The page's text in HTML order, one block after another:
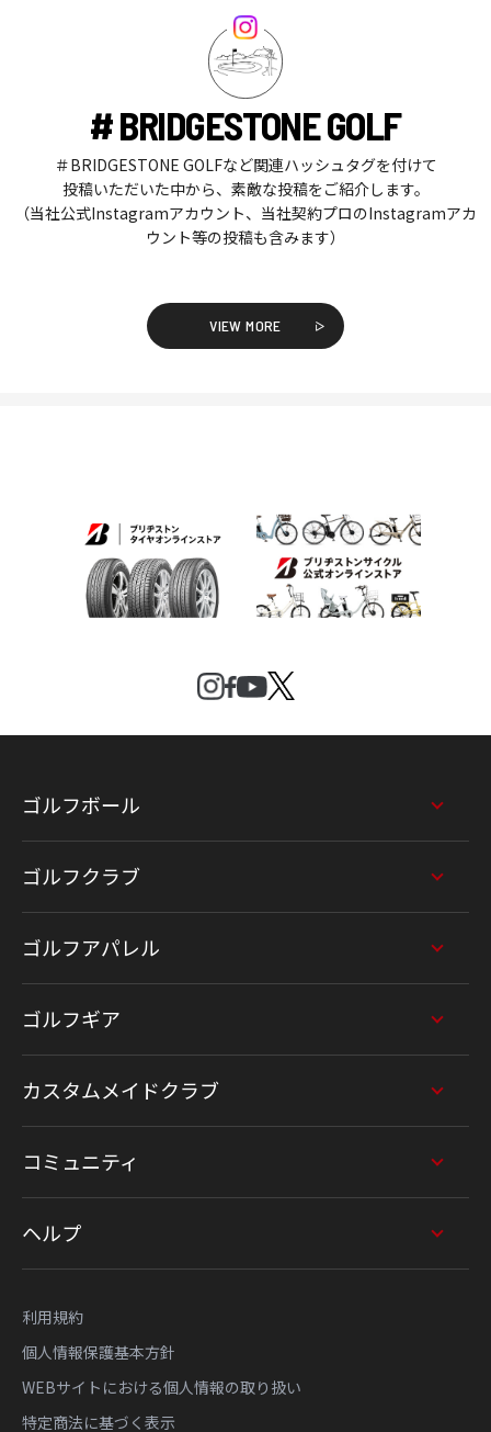
# BRIDGESTONE GOLF
＃BRIDGESTONE GOLFなど関連ハッシュタグを付けて
投稿いただいた中から、素敵な投稿をご紹介します。
（当社公式Instagramアカウント、当社契約プロのInstagramアカ
ウント等の投稿も含みます）
VIEW MORE
ゴルフボール
ゴルフクラブ
ゴルフアパレル
ゴルフギア
カスタムメイドクラブ
コミュニティ
ヘルプ
利用規約
個人情報保護基本方針
WEBサイトにおける個人情報の取り扱い
特定商法に基づく表示